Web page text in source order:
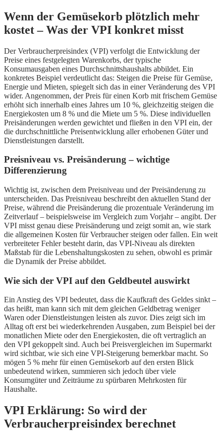
Wenn der Gemüsekorb plötzlich mehr
kostet – Was der VPI konkret misst
Der Verbraucherpreisindex (VPI) verfolgt die Entwicklung der
Preise eines festgelegten Warenkorbs, der typische
Konsumausgaben eines Durchschnittshaushalts abbildet. Ein
konkretes Beispiel verdeutlicht das: Steigen die Preise für Gemüse,
Energie und Mieten, spiegelt sich das in einer Veränderung des VPI
wider. Angenommen, der Preis für einen Korb mit frischem Gemüse
erhöht sich innerhalb eines Jahres um 10 %, gleichzeitig steigen die
Energiekosten um 8 % und die Miete um 5 %. Diese individuellen
Preisänderungen werden gewichtet und fließen in den VPI ein, der
die durchschnittliche Preisentwicklung aller erhobenen Güter und
Dienstleistungen darstellt.
Preisniveau vs. Preisänderung – wichtige
Differenzierung
Wichtig ist, zwischen dem Preisniveau und der Preisänderung zu
unterscheiden. Das Preisniveau beschreibt den aktuellen Stand der
Preise, während die Preisänderung die prozentuale Veränderung im
Zeitverlauf – beispielsweise im Vergleich zum Vorjahr – angibt. Der
VPI misst genau diese Preisänderung und zeigt somit an, wie stark
die allgemeinen Kosten für Verbraucher steigen oder fallen. Ein weit
verbreiteter Fehler besteht darin, das VPI-Niveau als direkten
Maßstab für die Lebenshaltungskosten zu sehen, obwohl es primär
die Dynamik der Preise abbildet.
Wie sich der VPI auf den Geldbeutel auswirkt
Ein Anstieg des VPI bedeutet, dass die Kaufkraft des Geldes sinkt –
das heißt, man kann sich mit dem gleichen Geldbetrag weniger
Waren oder Dienstleistungen leisten als zuvor. Dies zeigt sich im
Alltag oft erst bei wiederkehrenden Ausgaben, zum Beispiel bei der
monatlichen Miete oder den Energiekosten, die oft vertraglich an
den VPI gekoppelt sind. Auch bei Preisvergleichen im Supermarkt
wird sichtbar, wie sich eine VPI-Steigerung bemerkbar macht. So
mögen 5 % mehr für einen Gemüsekorb auf den ersten Blick
unbedeutend wirken, summieren sich jedoch über viele
Konsumgüter und Zeiträume zu spürbaren Mehrkosten für
Haushalte.
VPI Erklärung: So wird der
Verbraucherpreisindex berechnet